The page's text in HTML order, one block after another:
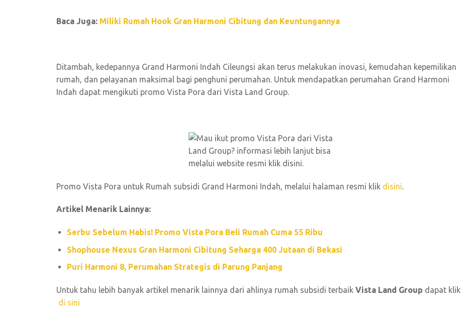
Baca Juga: Miliki Rumah Hook Gran Harmoni Cibitung dan Keuntungannya
Ditambah, kedepannya Grand Harmoni Indah Cileungsi akan terus melakukan inovasi, kemudahan kepemilikan
rumah, dan pelayanan maksimal bagi penghuni perumahan. Untuk mendapatkan perumahan Grand Harmoni
Indah dapat mengikuti promo Vista Pora dari Vista Land Group.
Promo Vista Pora untuk Rumah subsidi Grand Harmoni Indah, melalui halaman resmi klik disini
Artikel Menarik Lainnya:
Serbu Sebelum Habis! Promo Vista Pora Beli Rumah Cuma 55 Ribu
Shophouse Nexus Gran Harmoni Cibitung Seharga 400 Jutaan di Bekasi
Puri Harmoni 8, Perumahan Strategis di Parung Panjang
Untuk tahu lebih banyak artikel menarik lainnya dari ahlinya rumah subsidi terbaik Vista Land Group dapat klik
di sini